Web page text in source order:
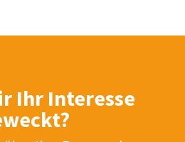
Ihr Interesse